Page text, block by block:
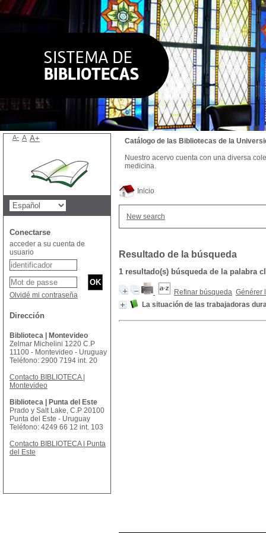
Inicio
New search
Resultado de la búsqueda
1 resultado(s) búsqueda de la palabra
Refinar búsqueda Générer
La situación de las trabajadoras
Catálogo de las Bibliotecas de la
Nuestro acervo cuenta con una diversa
medicina.
A- A A+
Conectarse
acceder a su cuenta de
usuario
Olvidé mi contraseña
Dirección
Biblioteca | Montevideo
Zelmar Michelini 1220 C.P
11100 - Montevideo - Uruguay
Teléfono: 2900 7194 int. 20
Contacto BIBLIOTECA |
Montevideo
Biblioteca | Punta del Este
Prado y Salt Lake, C.P 20100
Punta del Este - Uruguay
Teléfono: 4249 66 12 int. 103
Contacto BIBLIOTECA | Punta
del Este